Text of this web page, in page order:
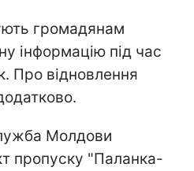
громадянам
інформацію під час
Про відновлення
Молдови
пропуску "Паланка-